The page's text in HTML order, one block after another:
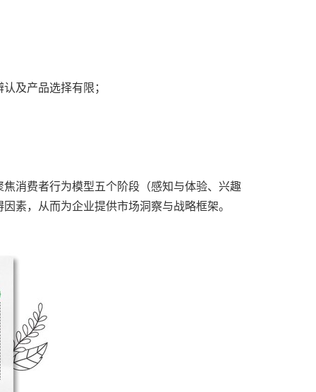
及产品选择有限；
消费者行为模型五个阶段（感知与体验、兴趣
素，从而为企业提供市场洞察与战略框架。